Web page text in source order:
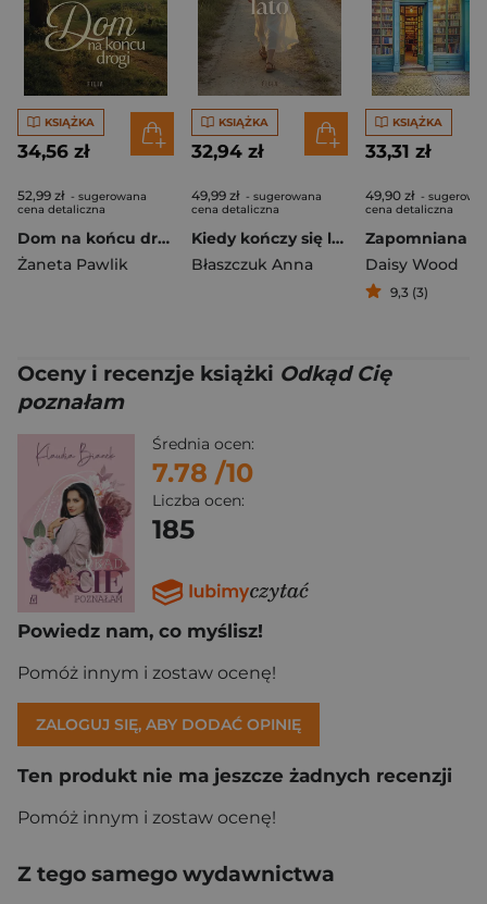
KSIĄŻKA
34,56 zł
52,99 zł - sugerowana
cena detaliczna
Dom na końcu drogi
Żaneta Pawlik
KSIĄŻKA
32,94 zł
49,99 zł - sugerowana
cena detaliczna
Kiedy kończy się lato
Błaszczuk Anna
KSIĄŻKA
33,31 zł
49,90 zł -
cena detaliczna
Daisy Wood
9,3 (3)
Oceny i recenzje książki Odkąd Cię
poznałam
Średnia ocen:
7.78 /10
Liczba ocen:
185
Powiedz nam, co myślisz!
Pomóż innym i zostaw ocenę!
ZALOGUJ SIĘ, ABY DODAĆ OPINIĘ
Ten produkt nie ma jeszcze żadnych recenzji
Pomóż innym i zostaw ocenę!
Z tego samego wydawnictwa